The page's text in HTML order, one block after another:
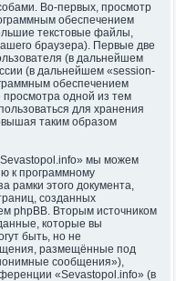
Во-первых, просмотр
обеспечением
текстовые файлы,
браузера). Первые две
(в дальнейшем
(в дальнейшем «session-
обеспечением
просмотра одной из тем
для хранения
таким образом
мы можем
к программному
рамки этого документа,
созданных
phpBB. Вторым источником
которые вы
быть, но не
размещённые под
сообщения»),
«Sevastopol.info» (в